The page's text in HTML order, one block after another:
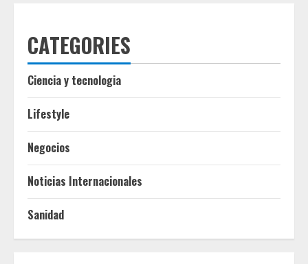
CATEGORIES
Ciencia y tecnologia
Lifestyle
Negocios
Noticias Internacionales
Sanidad